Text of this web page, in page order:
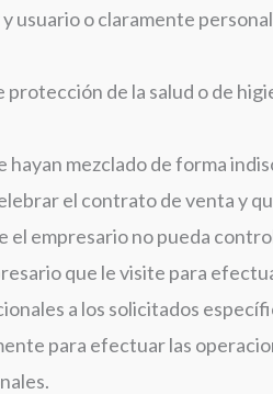
usuario o claramente
de la salud o de
mezclado de forma
el contrato de venta y
el empresario no pueda
que le visite para
a los solicitados
para efectuar las